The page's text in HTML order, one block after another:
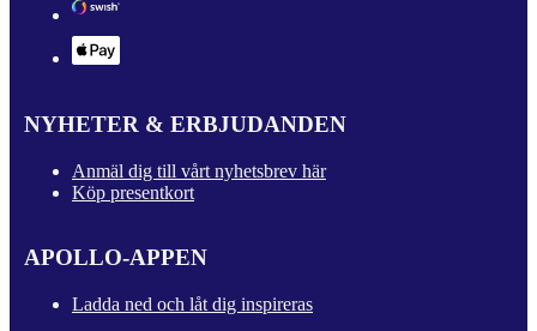
NYHETER & ERBJUDANDEN
Anmäl dig till vårt nyhetsbrev här
Köp presentkort
APOLLO-APPEN
Ladda ned och låt dig inspireras